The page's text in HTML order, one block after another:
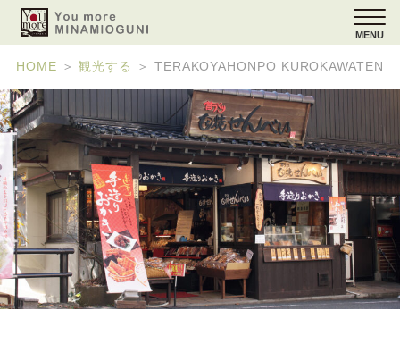
MENU
HOME ＞観光する ＞ TERAKOYAHONPO KUROKAWATEN